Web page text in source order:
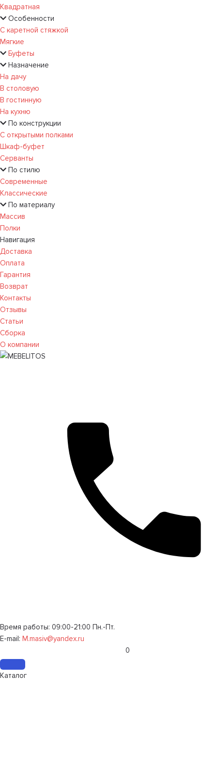
Квадратная
Особенности
С каретной стяжкой
Мягкие
Буфеты
Назначение
На дачу
В столовую
В гостинную
На кухню
По конструкции
С открытыми полками
Шкаф-буфет
Серванты
По стилю
Современные
Классические
По материалу
Массив
Полки
Навигация
Доставка
Оплата
Гарантия
Возврат
Контакты
Отзывы
Статьи
Сборка
О компании
Время работы: 09:00-21:00 Пн.-Пт.
E-mail: M.masiv@yandex.ru
0
Каталог